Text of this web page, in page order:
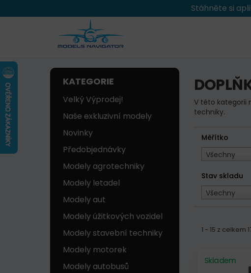
Stáhněte si
KATEGORIE
Velký Výprodej!
Naše exkluzivní modely
Novinky
Předobjednávky
Modely agrotechniky
Modely letadel
Modely aut
Modely úžitkových vozidel
Modely stavební techniky
Modely motorek
Modely autobusů
V této kategorii
techniky.
Měřítko
Všechny
Stav skladu
Všechny
1 - 15 z celkem
Skladem